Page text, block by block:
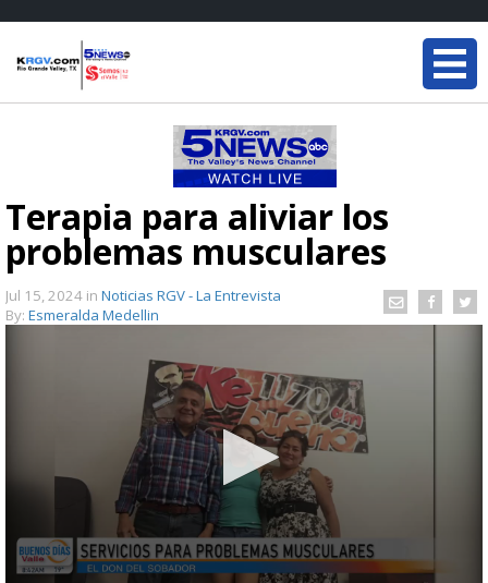
Terapia para aliviar los
problemas musculares
Jul 15, 2024 in Noticias RGV - La Entrevista
By: Esmeralda Medellin